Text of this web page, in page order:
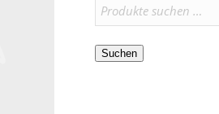
Suchen